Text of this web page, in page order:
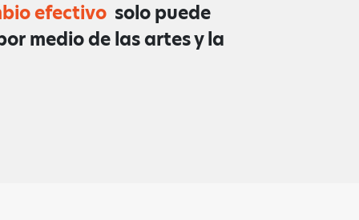
efectivo solo puede
medio de las artes y la